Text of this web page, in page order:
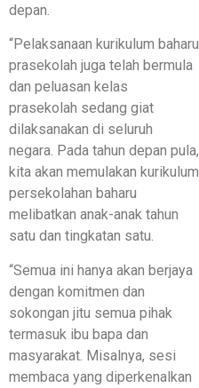
depan.
“Pelaksanaan kurikulum baharu
prasekolah juga telah bermula
dan peluasan kelas
prasekolah sedang giat
dilaksanakan di seluruh
negara. Pada tahun depan pula,
kita akan memulakan kurikulum
persekolahan baharu
melibatkan anak-anak tahun
satu dan tingkatan satu.
“Semua ini hanya akan berjaya
dengan komitmen dan
sokongan jitu semua pihak
termasuk ibu bapa dan
masyarakat. Misalnya, sesi
membaca yang diperkenalkan